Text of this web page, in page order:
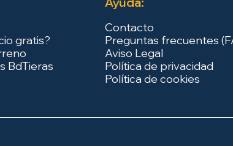
gratis?
BdTieras
Contacto
Preguntas frecuentes
Aviso Legal
Política de privacidad
Política de cookies